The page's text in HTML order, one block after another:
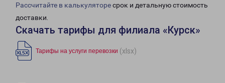
Рассчитайте в калькуляторесрок и детальную стоимость
доставки.
Скачать тарифы для филиала «Курск»
Тарифы на услуги перевозки (xlsx)